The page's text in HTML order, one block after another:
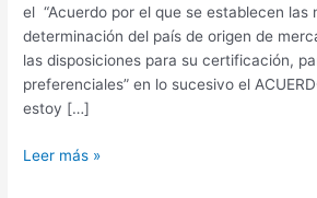
el “Acuerdo por el que se establecen las
determinación del país de origen de
las disposiciones para su certificación,
preferenciales” en lo sucesivo el
estoy […]
se
aplica?
Leer más »